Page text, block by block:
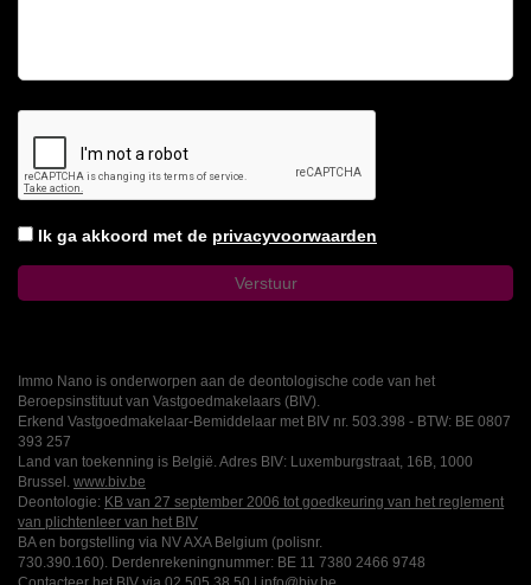
Ik ga akkoord met de privacyvoorwaarden
Immo Nano is onderworpen aan de deontologische code van het
Beroepsinstituut van Vastgoedmakelaars (BIV).
Erkend Vastgoedmakelaar-Bemiddelaar met BIV nr. 503.398 - BTW: BE 0807
393 257
Land van toekenning is België. Adres BIV: Luxemburgstraat, 16B, 1000
Brussel. www.biv.be
Deontologie: KB van 27 september 2006 tot goedkeuring van het reglement
van plichtenleer van het BIV
BA en borgstelling via NV AXA Belgium (polisnr.
730.390.160). Derdenrekeningnummer: BE 11 7380 2466 9748